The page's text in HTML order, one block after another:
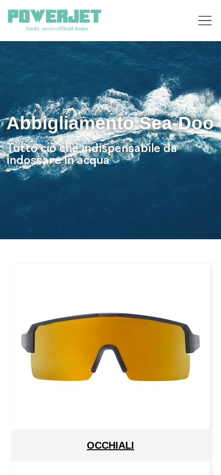
Abbigliamento Sea-Doo
Tutto ciò che indispensabile da
indossare in acqua
OCCHIALI